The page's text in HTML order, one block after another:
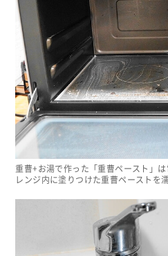
重曹+お湯で作った「重曹ペースト」
レンジ内に塗りつけた重曹ペーストを